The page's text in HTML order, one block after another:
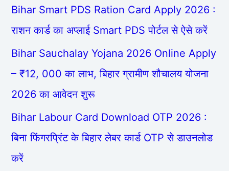
Bihar Smart PDS Ration Card Apply 2026 :
राशन कार्ड का अप्लाई Smart PDS पोर्टल से ऐसे करें
Bihar Sauchalay Yojana 2026 Online Apply
– ₹12, 000 का लाभ, बिहार ग्रामीण शौचालय योजना
2026 का आवेदन शुरू
Bihar Labour Card Download OTP 2026 :
बिना फिंगरप्रिंट के बिहार लेबर कार्ड OTP से डाउनलोड
करें